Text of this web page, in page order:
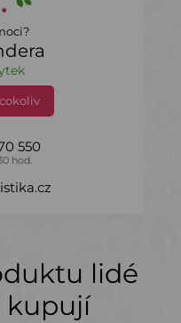
550
hod.
lidé
kupují